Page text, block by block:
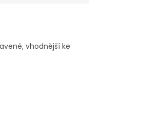
vhodnější ke